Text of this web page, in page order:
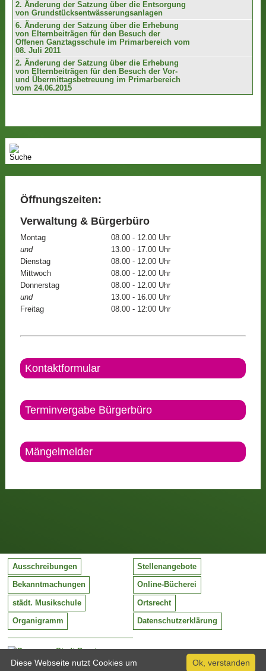
2. Änderung der Satzung über die Entsorgung
von Grundstücksentwässerungsanlagen
6. Änderung der Satzung über die Erhebung
von Elternbeiträgen für den Besuch der
Offenen Ganztagsschule im Primarbereich vom
08. Juli 2011
2. Änderung der Satzung über die Erhebung
von Elternbeiträgen für den Besuch der Vor-
und Übermittagsbetreuung im Primarbereich
vom 24.06.2015
Öffnungszeiten:
Verwaltung & Bürgerbüro
Montag
08.00 - 12.00 Uhr
und
13.00 - 17.00 Uhr
Dienstag
08.00 - 12.00 Uhr
Mittwoch
08.00 - 12.00 Uhr
Donnerstag
08.00 - 12.00 Uhr
und
13.00 - 16.00 Uhr
Freitag
08.00 - 12:00 Uhr
Kontaktformular
Terminvergabe Bürgerbüro
Mängelmelder
Stadt Barntrup
Mittelstraße 38
Ausschreibungen Stellenangebote
Bekanntmachungen Online-Bücherei
städt. Musikschule Ortsrecht
Organigramm Datenschutzerklärung
Ok, verstanden
Diese Webseite nutzt Cookies um